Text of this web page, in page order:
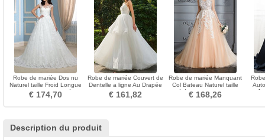
Robe de mariée Dos nu
Naturel taille Froid Longue
Manquant Au Drapée
€ 174,70
Robe de mariée Couvert de
Dentelle a ligne Au Drapée
Tissu Dentelle
€ 161,82
Robe de mariée Manquant
Col Bateau Naturel taille
Cérémonial Couvert de
Dentelle
€ 168,26
Description du produit